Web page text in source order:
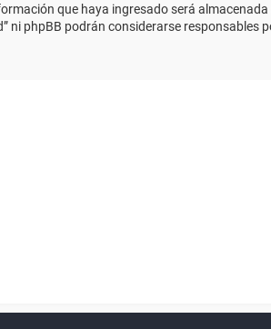
que haya ingresado será
ni phpBB podrán considerarse responsables